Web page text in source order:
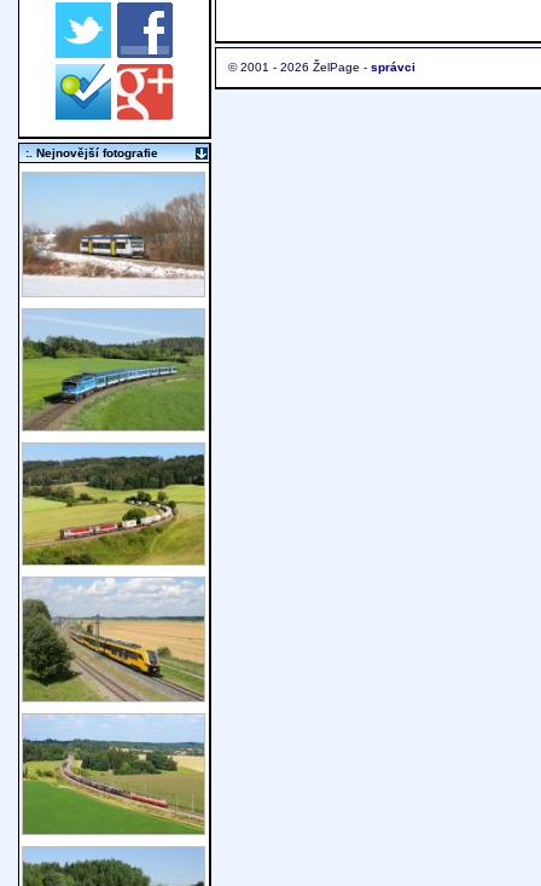
© 2001 - 2026 ŽelPage - správci
:. Nejnovější fotografie